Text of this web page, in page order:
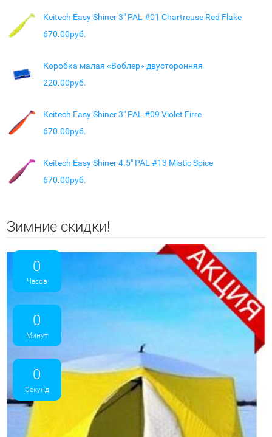
Keitech Easy Shiner 3" PAL #01 Chartreuse Red Flake
670.00руб.
Коробка малая «Воблер» двусторонняя
220.00руб.
Keitech Easy Shiner 3" PAL #09 Violet Firre
670.00руб.
Keitech Easy Shiner 4.5" PAL #13 Mistic Spice
670.00руб.
Зимние скидки!
0
Часов
0
Минут
0
Секунд